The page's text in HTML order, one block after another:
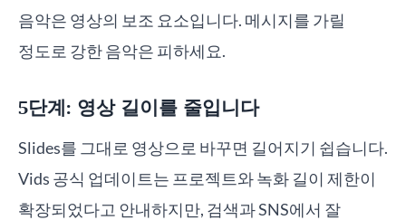
음악은 영상의 보조 요소입니다. 메시지를 가릴
정도로 강한 음악은 피하세요.
5단계: 영상 길이를 줄입니다
Slides를 그대로 영상으로 바꾸면 길어지기 쉽습니다.
Vids 공식 업데이트는 프로젝트와 녹화 길이 제한이
확장되었다고 안내하지만, 검색과 SNS에서 잘